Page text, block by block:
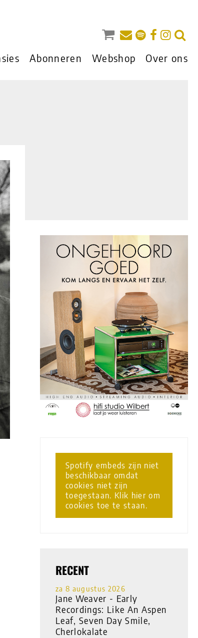
Abonneren Webshop Over ons
Spotify embeds zijn niet
beschikbaar omdat
cookies niet zijn
toegestaan. Klik hier om
cookies toe te staan.
RECENT
za 8 augustus 2026
Jane Weaver - Early
Recordings: Like An Aspen
Leaf, Seven Day Smile,
Cherlokalate